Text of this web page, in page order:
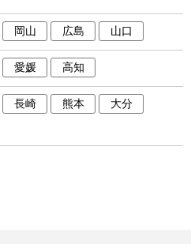
岡山 広島 山口
愛媛 高知
長崎 熊本
大分